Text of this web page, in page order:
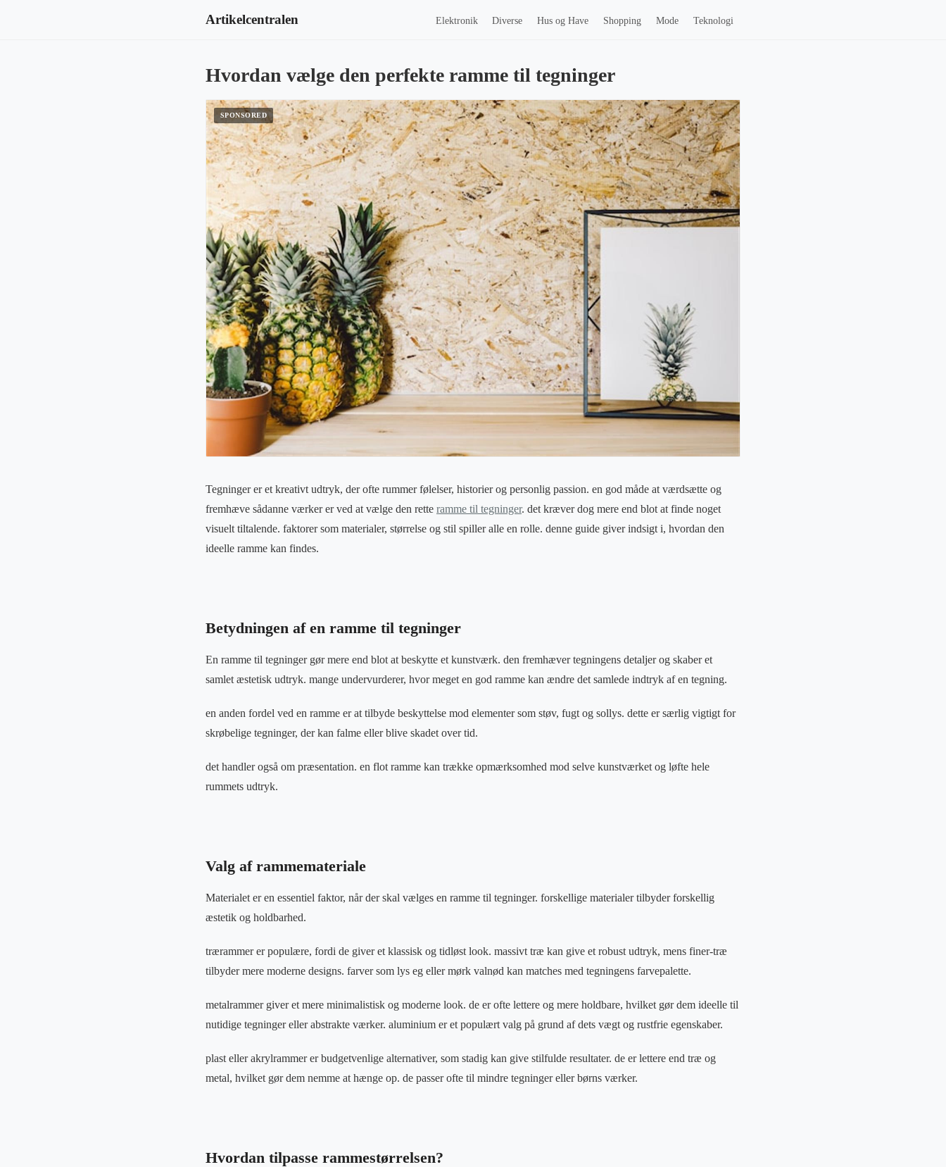
Artikelcentralen Elektronik Diverse Hus og Have Shopping Mode Teknologi
Hvordan vælge den perfekte ramme til tegninger
Tegninger er et kreativt udtryk, der ofte rummer følelser, historier og personlig passion. en god måde at værdsætte og
fremhæve sådanne værker er ved at vælge den rette ramme til tegninger. det kræver dog mere end blot at finde noget
visuelt tiltalende. faktorer som materialer, størrelse og stil spiller alle en rolle. denne guide giver indsigt i, hvordan den
ideelle ramme kan findes.
Betydningen af en ramme til tegninger
En ramme til tegninger gør mere end blot at beskytte et kunstværk. den fremhæver tegningens detaljer og skaber et
samlet æstetisk udtryk. mange undervurderer, hvor meget en god ramme kan ændre det samlede indtryk af en tegning.
en anden fordel ved en ramme er at tilbyde beskyttelse mod elementer som støv, fugt og sollys. dette er særlig vigtigt for
skrøbelige tegninger, der kan falme eller blive skadet over tid.
det handler også om præsentation. en flot ramme kan trække opmærksomhed mod selve kunstværket og løfte hele
rummets udtryk.
Valg af rammemateriale
Materialet er en essentiel faktor, når der skal vælges en ramme til tegninger. forskellige materialer tilbyder forskellig
æstetik og holdbarhed.
trærammer er populære, fordi de giver et klassisk og tidløst look. massivt træ kan give et robust udtryk, mens finer-træ
tilbyder mere moderne designs. farver som lys eg eller mørk valnød kan matches med tegningens farvepalette.
metalrammer giver et mere minimalistisk og moderne look. de er ofte lettere og mere holdbare, hvilket gør dem ideelle til
nutidige tegninger eller abstrakte værker. aluminium er et populært valg på grund af dets vægt og rustfrie egenskaber.
plast eller akrylrammer er budgetvenlige alternativer, som stadig kan give stilfulde resultater. de er lettere end træ og
metal, hvilket gør dem nemme at hænge op. de passer ofte til mindre tegninger eller børns værker.
Hvordan tilpasse rammestørrelsen?